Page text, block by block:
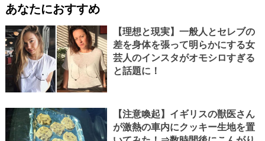
あなたにおすすめ
【理想と現実】一般人とセレブの
差を身体を張って明らかにする女
芸人のインスタがオモシロすぎる
と話題に！
【注意喚起】イギリスの獣医さん
が激熱の車内にクッキー生地を置